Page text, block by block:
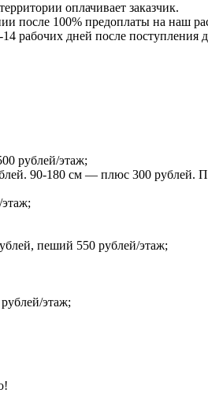
оплачивает заказчик.
100% предоплаты на наш
рабочих дней после поступления
рублей/этаж;
90-180 см — плюс 300 рублей.
пеший 550 рублей/этаж;
этаж;